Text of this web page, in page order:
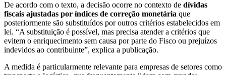
De acordo com o texto, a decisão ocorre no contexto de dívidas
fiscais ajustadas por índices de correção monetária que
posteriormente são substituídos por outros critérios estabelecidos em
lei. “A substituição é possível, mas precisa atender a critérios que
evitem o enriquecimento sem causa por parte do Fisco ou prejuízos
indevidos ao contribuinte”, explica a publicação.
A medida é particularmente relevante para empresas de setores como